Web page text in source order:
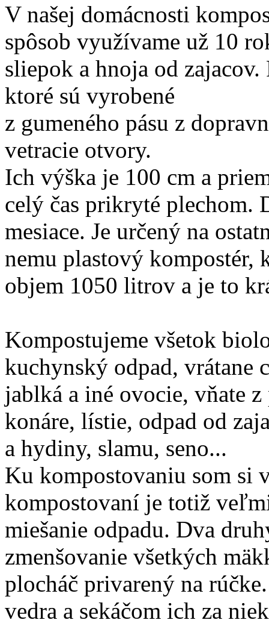
V našej domácnosti
spôsob využívame už 10
sliepok a hnoja od
ktoré sú vyrobené
z gumeného pásu z
vetracie otvory.
Ich výška je 100 cm a
celý čas prikryté plechom.
mesiace. Je určený na
nemu plastový kompostér,
objem 1050 litrov a je to
Kompostujeme všetok
kuchynský odpad, vrátane
jablká a iné ovocie, vňate
konáre, lístie, odpad od
a hydiny, slamu, seno...
Ku kompostovaniu som si
kompostovaní je totiž
miešanie odpadu. Dva
zmenšovanie všetkých
plocháč privarený na
vedra a sekáčom ich za